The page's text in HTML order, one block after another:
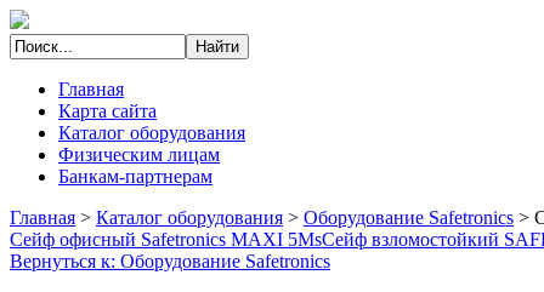
Главная
Карта сайта
Каталог оборудования
Физическим лицам
Банкам-партнерам
Главная > Каталог оборудования > Оборудование Safetronics >
Сейф офисный Safetronics MAXI 5MsСейф взломостойкий
Вернуться к: Оборудование Safetronics